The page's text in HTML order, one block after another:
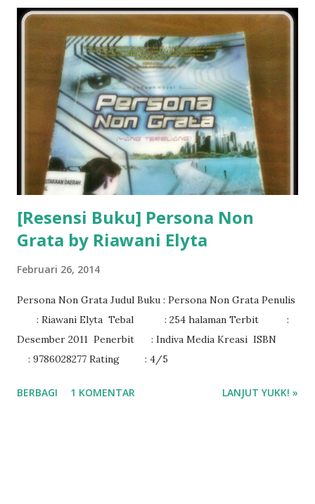
[Resensi Buku] Persona Non
Grata by Riawani Elyta
Februari 26, 2014
Persona Non Grata Judul Buku : Persona Non Grata Penulis
: Riawani Elyta Tebal : 254 halaman Terbit :
Desember 2011 Penerbit : Indiva Media Kreasi ISBN
: 9786028277 Rating : 4/5
BERBAGI 1 KOMENTAR LANJUT YUKK! »